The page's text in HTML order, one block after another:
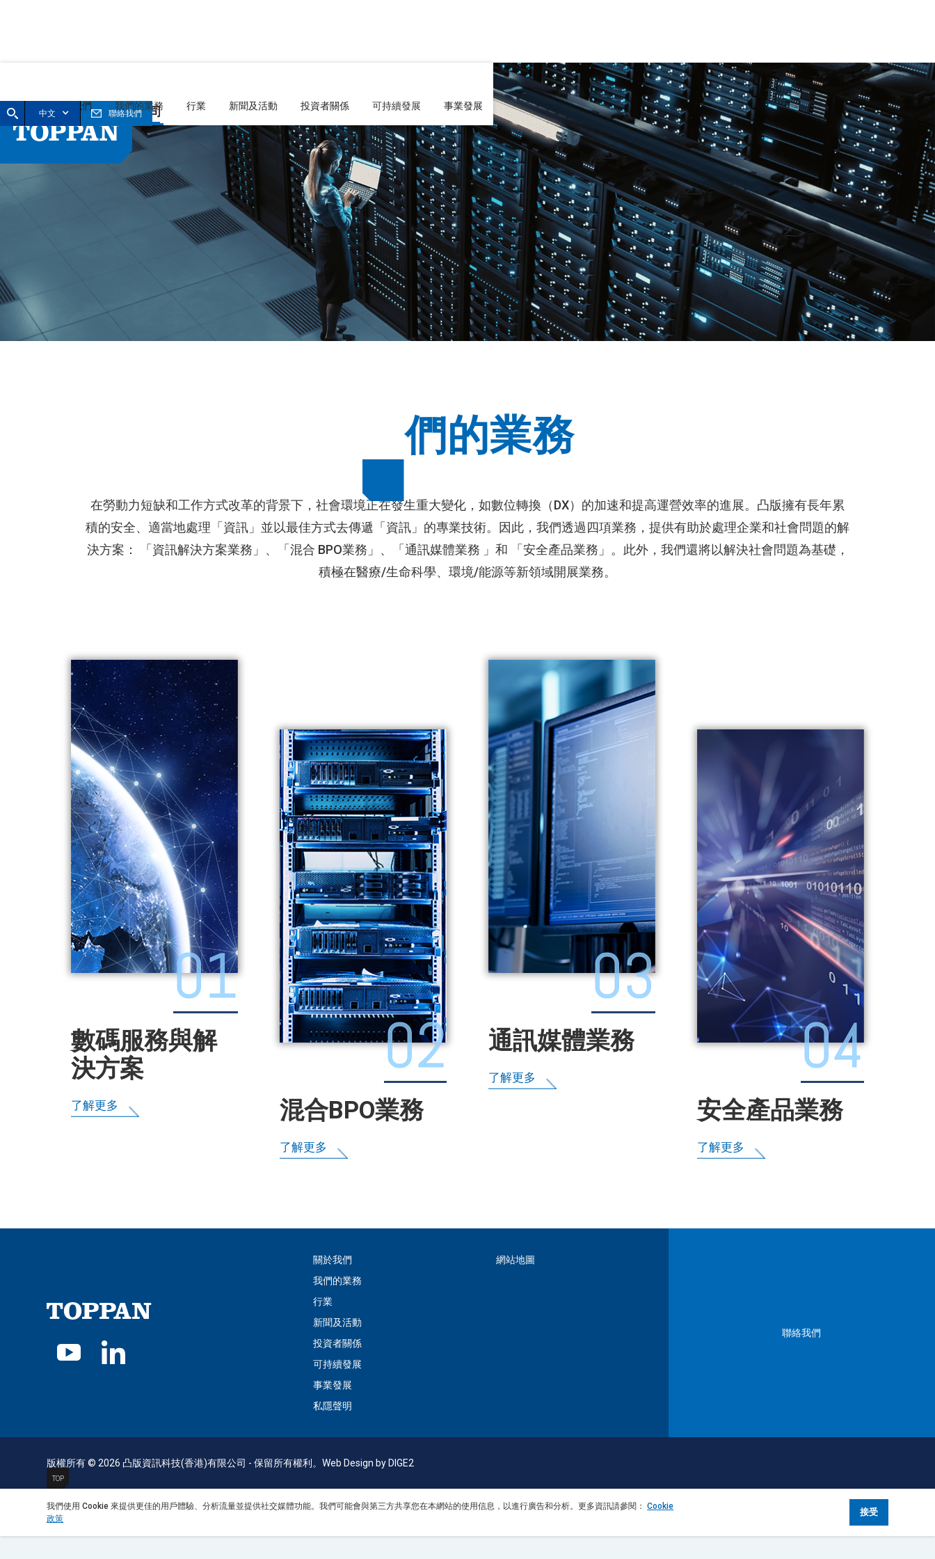
首頁 關於我們 我們的業務 行業 新聞及活動 投資者關係 可持續發展 事業發展
中文 聯絡我們
我們的業務
在勞動力短缺和工作方式改革的背景下，社會環境正在發生重大變化，如數位轉換（DX）的加速和提高運營效率的進展。凸版擁有長年累
積的安全、適當地處理「資訊」並以最佳方式去傳遞「資訊」的專業技術。因此，我們透過四項業務，提供有助於處理企業和社會問題的解
決方案： 「資訊解決方案業務」、「混合 BPO業務」、「通訊媒體業務 」和 「安全產品業務」。此外，我們還將以解決社會問題為基礎，
積極在醫療/生命科學、環境/能源等新領域開展業務。
01
數碼服務與解
決方案
了解更多
02
混合BPO業務
了解更多
03
通訊媒體業務
了解更多 04
安全產品業務
了解更多
關於我們
我們的業務
行業
新聞及活動
投資者關係
可持續發展
事業發展
私隱聲明
網站地圖
聯絡我們
版權所有 © 2026 凸版資訊科技(香港)有限公司 - 保留所有權利。Web Design by DIGE2
TOP
我們使用 Cookie 來提供更佳的用戶體驗、分析流量並提供社交媒體功能。我們可能會與第三方共享您在本網站的使用信息，以進行廣告和分析。更多資訊請參閱：Cookie
政策
接受